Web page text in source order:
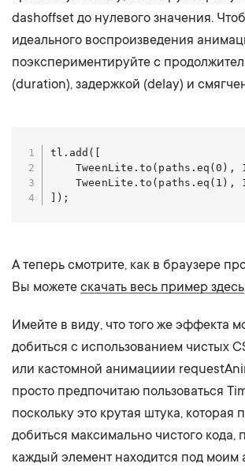
dashoffset до нулевого значения.
идеального воспроизведения
поэкспериментируйте с
(duration), задержкой (delay) и
tl.add([
TweenLite.to(paths.eq(0),
TweenLite.to(paths.eq(1),
]);
А теперь смотрите, как в браузере
Вы можете скачать весь пример здесь
Имейте в виду, что того же эффекта
добиться с использованием чистых
или кастомной анимациии
просто предпочитаю пользоваться
поскольку это крутая штука, которая
добиться максимально чистого кода,
каждый элемент находится под